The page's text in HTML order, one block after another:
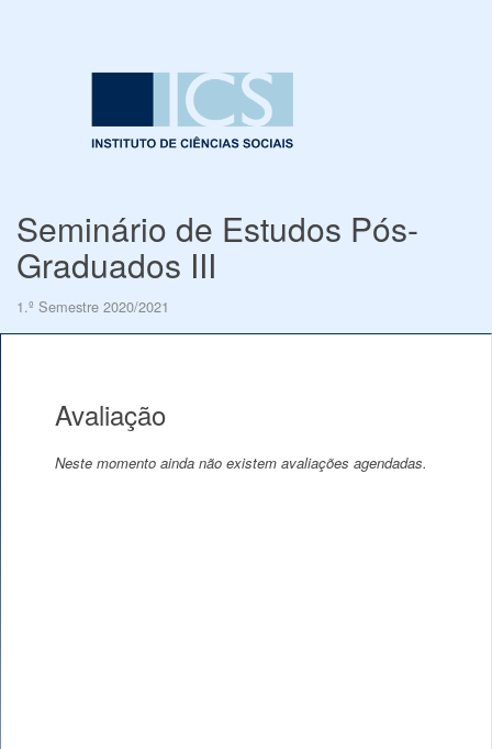
Seminário de Estudos Pós-
Graduados III
1.º Semestre 2020/2021
Avaliação
Neste momento ainda não existem avaliações agendadas.